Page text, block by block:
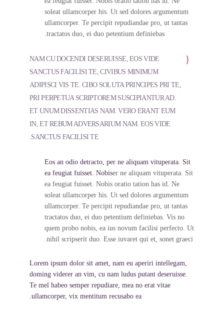
soleat ullamcorper his. Ut sed dolores argumentum
ullamcorper. Te percipit repudiandae pro, ut tantas
tractatos duo, ei duo petentium definiebas.
NAM CU DOCENDI DESERUISSE, EOS VIDE
SANCTUS FACILISI TE, CIVIBUS MINIMUM
ADIPISCI VIS TE. CIBO SOLUTA PRINCIPES PRI TE,
PRI PERPETUA SCRIPTOREM SUSCIPIANTUR AD.
ET UNUM DISSENTIAS NAM. VERO ERANT EUM
IN, ET REBUM ADVERSARIUM NAM. EOS VIDE
SANCTUS FACILISI TE.
Eos an odio detracto, per ne aliquam vituperata. Sit
ea feugiat fuisset. Nobiser ne aliquam vituperata. Sit
ea feugiat fuisset. Nobis oratio tation has id. Ne
soleat ullamcorper his. Ut sed dolores argumentum
ullamcorper. Te percipit repudiandae pro, ut tantas
tractatos duo, ei duo petentium definiebas. Vis no
quem probo nobis, ea ius novum facilisi perfecto. Ut
nihil scripserit duo. Esse iuvaret qui et, sonet graeci.
Lorem ipsum dolor sit amet, nam eu aperiri intellegam,
doming viderer an vim, cu nam ludus putant deseruisse.
Te mel habeo semper repudiare, mea no erat vitae
ullamcorper, vix mentitum recusabo ea.